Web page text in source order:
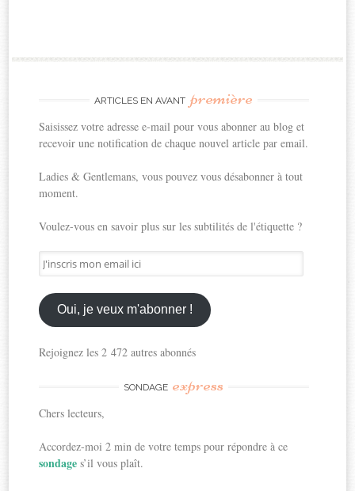
ARTICLES EN AVANT première
Saisissez votre adresse e-mail pour vous abonner au blog et
recevoir une notification de chaque nouvel article par email.
Ladies & Gentlemans, vous pouvez vous désabonner à tout
moment.
Voulez-vous en savoir plus sur les subtilités de l'étiquette ?
J'inscris
mon
email
ici
Oui, je veux m'abonner !
Rejoignez les 2 472 autres abonnés
SONDAGE express
Chers lecteurs,
Accordez-moi 2 min de votre temps pour répondre à ce
sondages’il vous plaît.